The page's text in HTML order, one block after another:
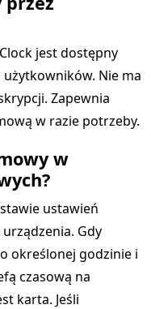
jest dostępny
użytkowników. Nie ma
Zapewnia
w razie potrzeby.
w
ustawień
Gdy
określonej godzinie i
czasową na
karta. Jeśli